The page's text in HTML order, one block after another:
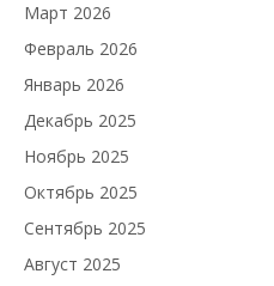
Март 2026
Февраль 2026
Январь 2026
Декабрь 2025
Ноябрь 2025
Октябрь 2025
Сентябрь 2025
Август 2025